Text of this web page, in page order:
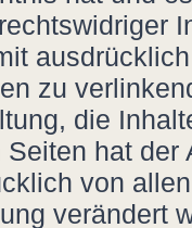
zu
die
hat
von
verändert